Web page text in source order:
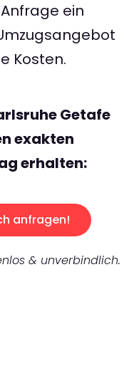
ein
Kosten.
Getafe
exakten
erhalten:
anfragen!
& unverbindlich.